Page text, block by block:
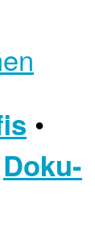
•
Doku-